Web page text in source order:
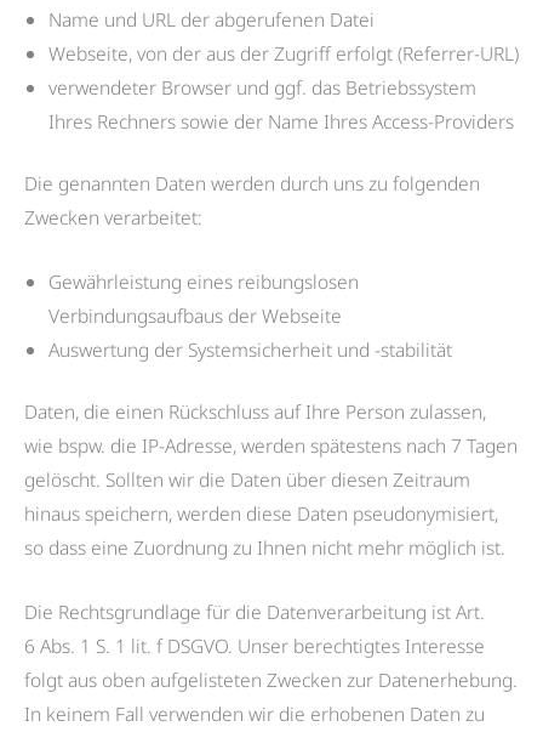
Name und URL der abgerufenen Datei
Webseite, von der aus der Zugriff erfolgt (Referrer-URL)
verwendeter Browser und ggf. das Betriebssystem
Ihres Rechners sowie der Name Ihres Access-Providers
Die genannten Daten werden durch uns zu folgenden
Zwecken verarbeitet:
Gewährleistung eines reibungslosen
Verbindungsaufbaus der Webseite
Auswertung der Systemsicherheit und -stabilität
Daten, die einen Rückschluss auf Ihre Person zulassen,
wie bspw. die IP-Adresse, werden spätestens nach 7 Tagen
gelöscht. Sollten wir die Daten über diesen Zeitraum
hinaus speichern, werden diese Daten pseudonymisiert,
so dass eine Zuordnung zu Ihnen nicht mehr möglich ist.
Die Rechtsgrundlage für die Datenverarbeitung ist Art.
6 Abs. 1 S. 1 lit. f DSGVO. Unser berechtigtes Interesse
folgt aus oben aufgelisteten Zwecken zur Datenerhebung.
In keinem Fall verwenden wir die erhobenen Daten zu